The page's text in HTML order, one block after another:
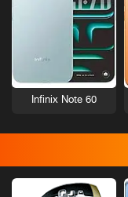
Infinix Note 60